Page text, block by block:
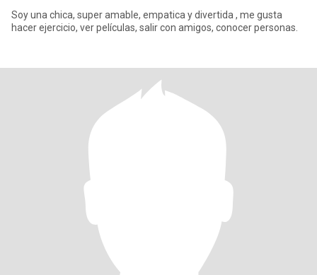
Soy una chica, super amable, empatica y divertida , me gusta
hacer ejercicio, ver películas, salir con amigos, conocer personas.